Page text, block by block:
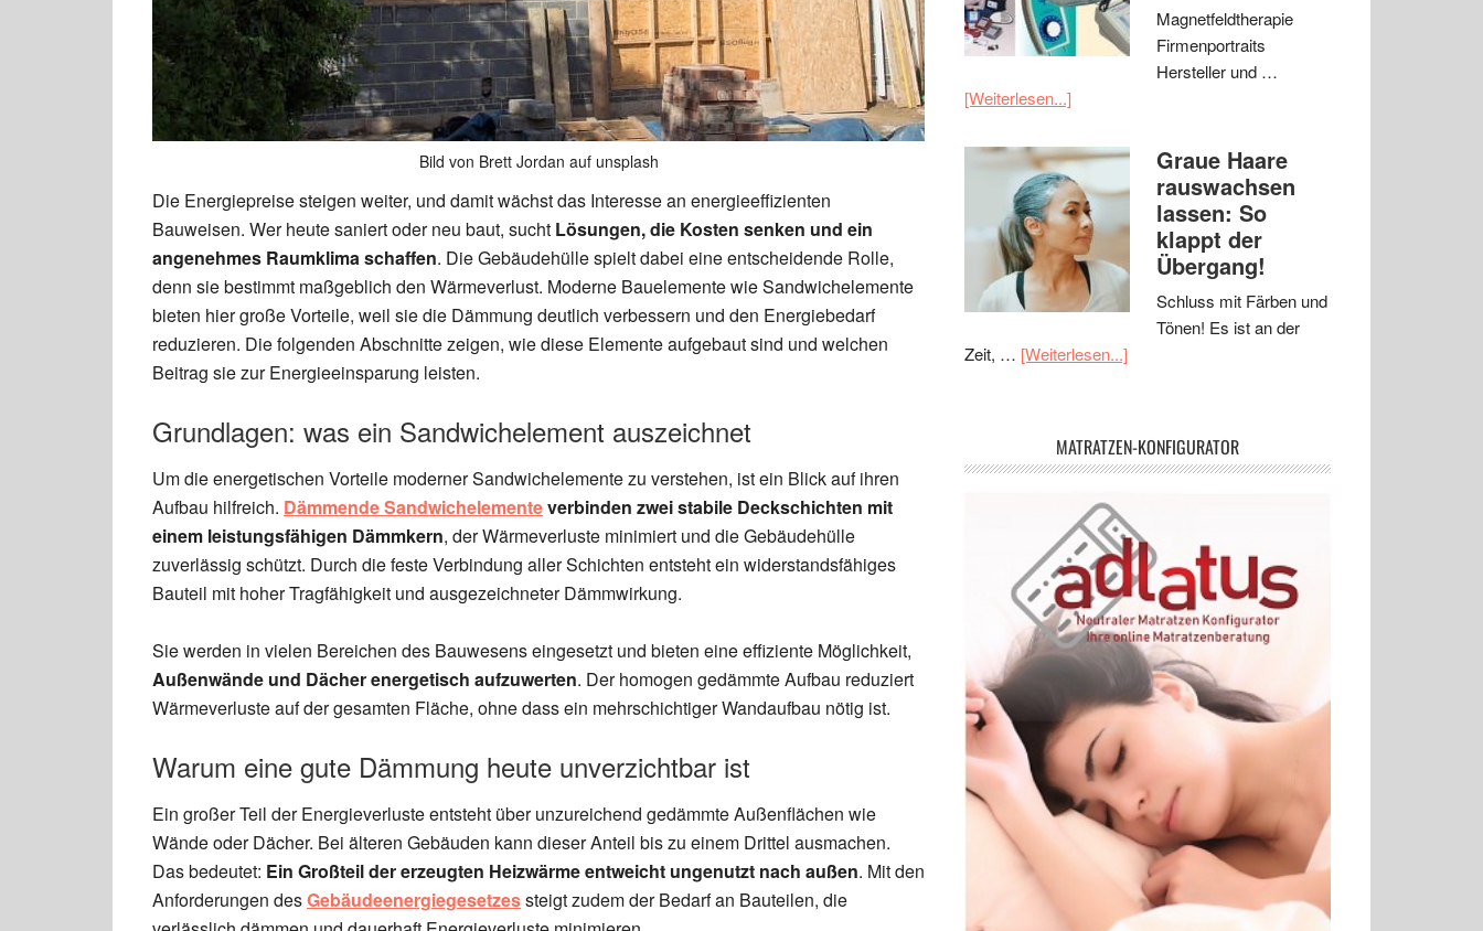
Bild von Brett Jordan auf unsplash
Die Energiepreise steigen weiter, und damit wächst das Interesse an energieeffizienten
Bauweisen. Wer heute saniert oder neu baut, sucht Lösungen, die Kosten senken und ein
angenehmes Raumklima schaffen. Die Gebäudehülle spielt dabei eine entscheidende Rolle,
denn sie bestimmt maßgeblich den Wärmeverlust. Moderne Bauelemente wie Sandwichelemente
bieten hier große Vorteile, weil sie die Dämmung deutlich verbessern und den Energiebedarf
reduzieren. Die folgenden Abschnitte zeigen, wie diese Elemente aufgebaut sind und welchen
Beitrag sie zur Energieeinsparung leisten.
Grundlagen: was ein Sandwichelement auszeichnet
Um die energetischen Vorteile moderner Sandwichelemente zu verstehen, ist ein Blick auf ihren
Aufbau hilfreich. Dämmende Sandwichelementeverbinden zwei stabile Deckschichten mit
einem leistungsfähigen Dämmkern, der Wärmeverluste minimiert und die Gebäudehülle
zuverlässig schützt. Durch die feste Verbindung aller Schichten entsteht ein widerstandsfähiges
Bauteil mit hoher Tragfähigkeit und ausgezeichneter Dämmwirkung.
Sie werden in vielen Bereichen des Bauwesens eingesetzt und bieten eine effiziente Möglichkeit,
Außenwände und Dächer energetisch aufzuwerten. Der homogen gedämmte Aufbau reduziert
Wärmeverluste auf der gesamten Fläche, ohne dass ein mehrschichtiger Wandaufbau nötig ist.
Warum eine gute Dämmung heute unverzichtbar ist
Ein großer Teil der Energieverluste entsteht über unzureichend gedämmte Außenflächen wie
Wände oder Dächer. Bei älteren Gebäuden kann dieser Anteil bis zu einem Drittel ausmachen.
Das bedeutet: Ein Großteil der erzeugten Heizwärme entweicht ungenutzt nach außen. Mit den
Anforderungen desGebäudeenergiegesetzessteigt zudem der Bedarf an Bauteilen, die
Magnetfeldtherapie
Firmenportraits
Hersteller und …
[Weiterlesen...]
Graue Haare
rauswachsen
lassen: So
klappt der
Übergang!
Schluss mit Färben und
Tönen! Es ist an der
Zeit, … [Weiterlesen...]
MATRATZEN-KONFIGURATOR